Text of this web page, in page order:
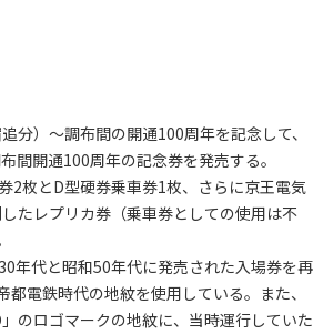
分）～調布間の開通100周年を記念して、
間開通100周年の記念券を発売する。
2枚とD型硬券乗車券1枚、さらに京王電気
たレプリカ券（乗車券としての使用は不
年代と昭和50年代に発売された入場券を再
電鉄時代の地紋を使用している。また、
のロゴマークの地紋に、当時運行していた